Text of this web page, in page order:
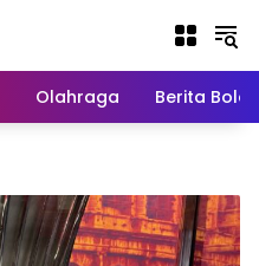
Olahraga Berita Bola